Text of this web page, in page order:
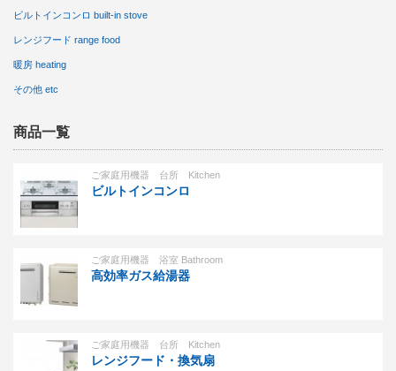
ビルトインコンロ built-in stove
レンジフード range food
暖房 heating
その他 etc
商品一覧
ご家庭用機器 台所 Kitchen
ビルトインコンロ
ご家庭用機器 浴室 Bathroom
高効率ガス給湯器
ご家庭用機器 台所 Kitchen
レンジフード・換気扇